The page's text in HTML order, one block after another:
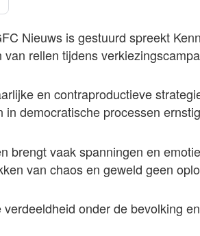
Nieuws is gestuurd spreekt
rellen tijdens
en contraproductieve
democratische processen
brengt vaak spanningen en
van chaos en geweld geen
onder de bevolking